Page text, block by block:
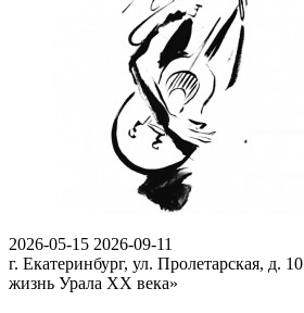
2026-05-15 2026-09-11
г. Екатеринбург, ул. Пролетарская, д. 10
жизнь Урала ХХ века»